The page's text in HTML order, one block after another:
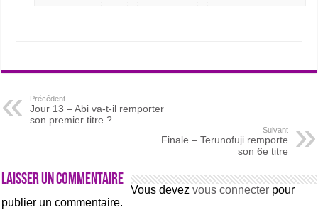
Précédent
Jour 13 – Abi va-t-il remporter
son premier titre ?
Suivant
Finale – Terunofuji remporte
son 6e titre
Laisser un commentaire
Vous devezvous connecter pour
publier un commentaire.